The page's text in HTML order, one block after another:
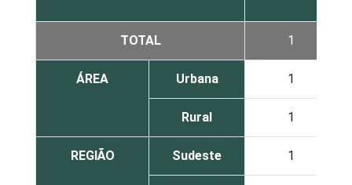
TOTAL 1
ÁREA Urbana 1
Rural 1
REGIÃO Sudeste 1